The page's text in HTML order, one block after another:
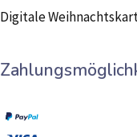
Digitale